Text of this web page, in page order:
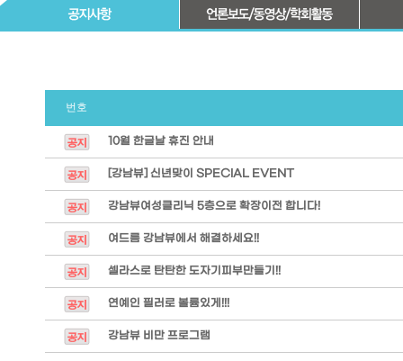
번호
10월 한글날 휴진 안내
[강남뷰] 신년맞이 SPECIAL EVENT
강남뷰여성클리닉 5층으로 확장이전 합니다!
여드름 강남뷰에서 해결하세요!!
셀라스로 탄탄한 도자기피부만들기!!
연예인 필러로 볼륨있게!!!
강남뷰 비만 프로그램